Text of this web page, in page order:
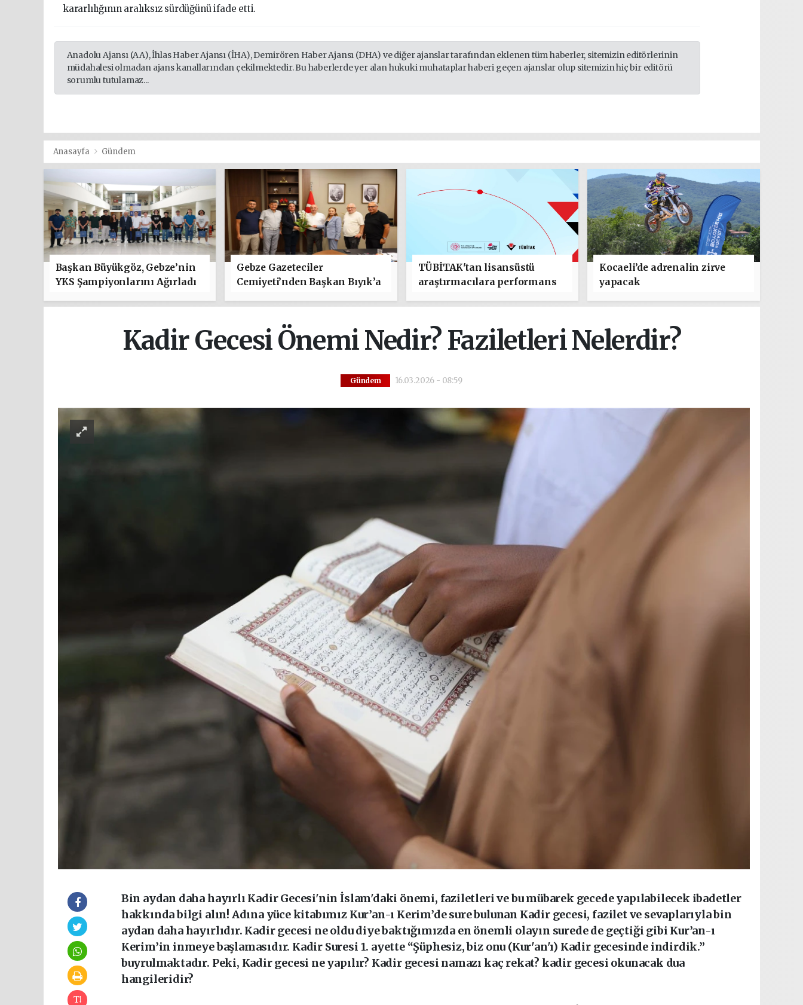
kararlılığının aralıksız sürdüğünü ifade etti.
Anadolu Ajansı (AA), İhlas Haber Ajansı (İHA), Demirören Haber Ajansı (DHA) ve diğer ajanslar tarafından eklenen tüm haberler, sitemizin editörlerinin
müdahalesi olmadan ajans kanallarından çekilmektedir. Bu haberlerde yer alan hukuki muhataplar haberi geçen ajanslar olup sitemizin hiç bir editörü
sorumlu tutulamaz...
Anasayfa Gündem
Başkan Büyükgöz, Gebze’nin
YKS Şampiyonlarını Ağırladı
Gebze Gazeteciler
Cemiyeti’nden Başkan Bıyık’a
TÜBİTAK'tan lisansüstü
araştırmacılara performans
Kocaeli’de adrenalin zirve
yapacak
Kadir Gecesi Önemi Nedir? Faziletleri Nelerdir?
Gündem 16.03.2026 - 08:59
Bin aydan daha hayırlı Kadir Gecesi'nin İslam'daki önemi, faziletleri ve bu mübarek gecede yapılabilecek ibadetler
hakkında bilgi alın! Adına yüce kitabımız Kur’an-ı Kerim’de sure bulunan Kadir gecesi, fazilet ve sevaplarıyla bin
aydan daha hayırlıdır. Kadir gecesi ne oldu diye baktığımızda en önemli olayın surede de geçtiği gibi Kur’an-ı
Kerim’in inmeye başlamasıdır. Kadir Suresi 1. ayette “Şüphesiz, biz onu (Kur'an'ı) Kadir gecesinde indirdik.”
buyrulmaktadır. Peki, Kadir gecesi ne yapılır? Kadir gecesi namazı kaç rekat? kadir gecesi okunacak dua
hangileridir?